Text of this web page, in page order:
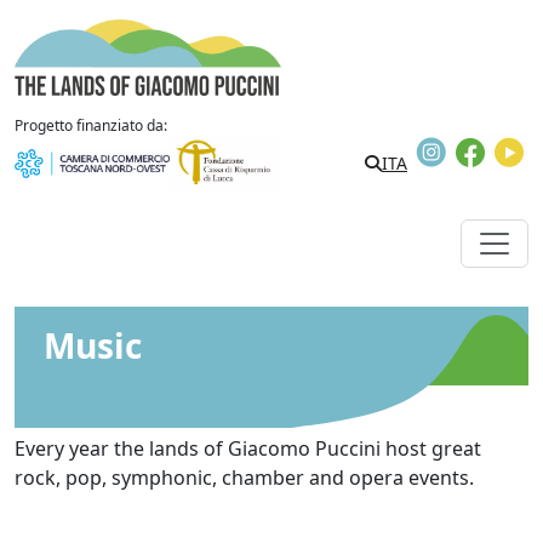
Skip to content
Progetto finanziato da:
ITA
Instagram
Music
Every year the lands of Giacomo Puccini host great
rock, pop, symphonic, chamber and opera events.